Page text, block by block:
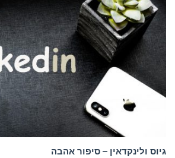
גיוס ולינקדאין – סיפור אהבה